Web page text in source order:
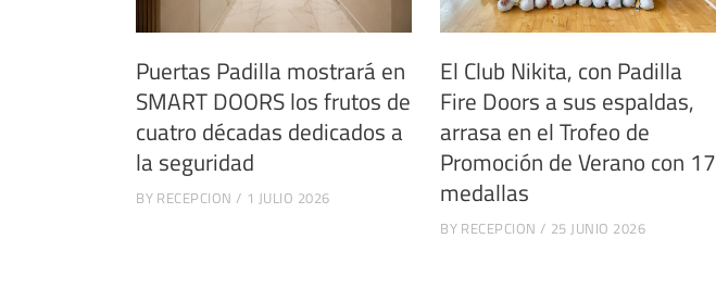
Puertas Padilla mostrará en
SMART DOORS los frutos de
cuatro décadas dedicados a
la seguridad
BY RECEPCION 1 JULIO 2026
El Club Nikita, con Padilla
Fire Doors a sus espaldas,
arrasa en el Trofeo de
Promoción de Verano con 17
medallas
BY RECEPCION 25 JUNIO 2026